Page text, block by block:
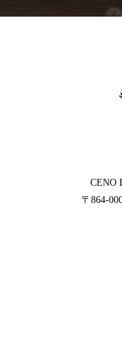
CENO
〒864-